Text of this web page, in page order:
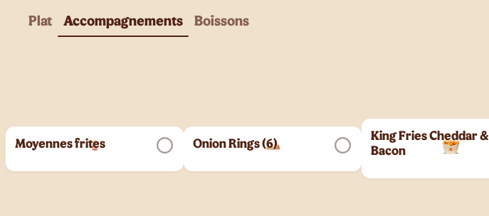
Plat Accompagnements Boissons
Moyennes frites Onion Rings (6)
King Fries Cheddar &
Bacon